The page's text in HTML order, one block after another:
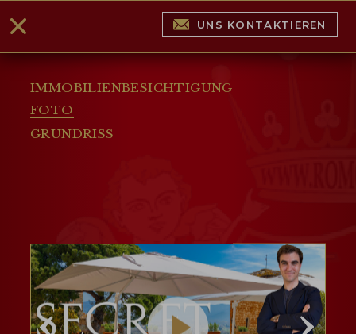
IMMOBILIENBESICHTIGUNG
FOTO
GRUNDRISS
UNS KONTAKTIEREN